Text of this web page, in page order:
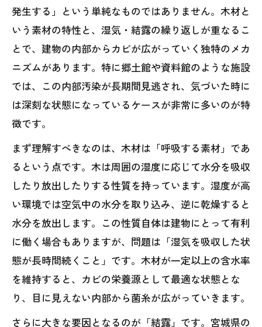
発生する」という単純なものではありません。木材と
いう素材の特性と、湿気・結露の繰り返しが重なるこ
とで、建物の内部からカビが広がっていく独特のメカ
ニズムがあります。特に郷土館や資料館のような施設
では、この内部汚染が長期間見逃され、気づいた時に
は深刻な状態になっているケースが非常に多いのが特
徴です。
まず理解すべきなのは、木材は「呼吸する素材」であ
るという点です。木は周囲の湿度に応じて水分を吸収
したり放出したりする性質を持っています。湿度が高
い環境では空気中の水分を取り込み、逆に乾燥すると
水分を放出します。この性質自体は建物にとって有利
に働く場合もありますが、問題は「湿気を吸収した状
態が長時間続くこと」です。木材が一定以上の含水率
を維持すると、カビの栄養源として最適な状態とな
り、目に見えない内部から菌糸が広がっていきます。
さらに大きな要因となるのが「結露」です。宮城県の